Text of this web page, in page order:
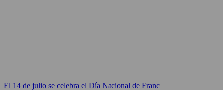
El 14 de julio se celebra el Día Nacional de Franc